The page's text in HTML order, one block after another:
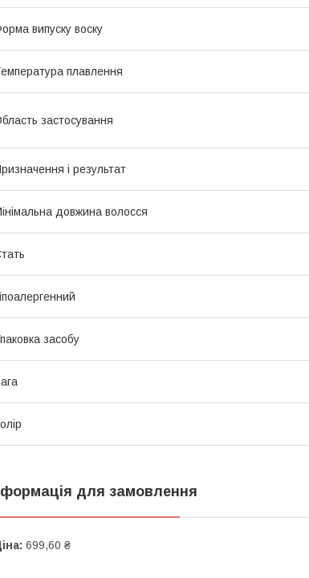
випуску воску
плавлення
застосування
і результат
довжина волосся
засобу
для замовлення
699,60 ₴